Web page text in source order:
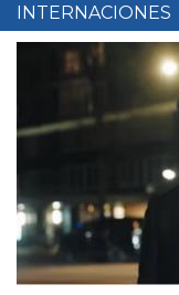
INTERNACIONES